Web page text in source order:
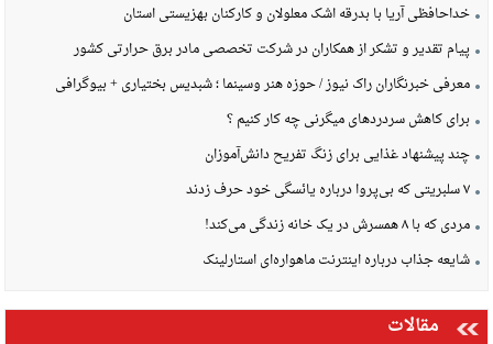
خداحافظی آریا با بدرقه اشک معلولان و کارکنان بهزیستی استان
پیام تقدیر و تشکر از همکاران در شرکت تخصصی مادر برق حرارتی کشور
معرفی خبرنگاران راک نیوز / حوزه هنر وسینما ؛ شبدیس بختیاری + بیوگرافی
برای کاهش سردردهای میگرنی چه کار کنیم ؟
چند پیشنهاد غذایی برای زنگ تفریح دانش‌آموزان
۷ سلبریتی که بی‌پروا درباره یائسگی خود حرف زدند
مردی که با ۸ همسرش در یک خانه زندگی می‌کند!
شایعه جذاب درباره اینترنت ماهواره‌ای استارلینک
مقالات